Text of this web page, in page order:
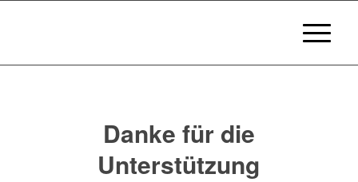
Danke für die
Unterstützung